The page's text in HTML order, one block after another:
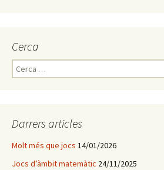
Cerca
e
:Darrers articles
Molt més que jocs 14/01/2026
Jocs d’àmbit matemàtic 24/11/2025